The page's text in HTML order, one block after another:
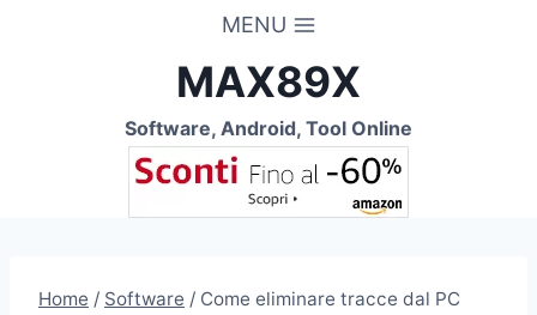
MENU
MAX89X
Software, Android, Tool Online
Home / Software / Come eliminare tracce dal PC